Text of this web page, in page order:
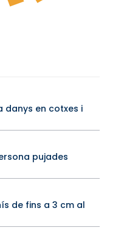
en cotxes i
pujades
de fins a 3 cm al